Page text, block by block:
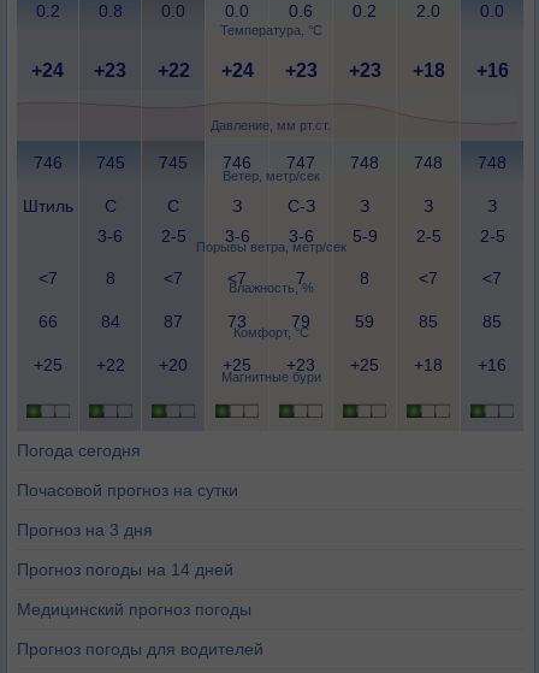
Температура, °C
Давление, мм рт.ст.
Ветер, метр/сек
Порывы ветра, метр/сек
Влажность, %
Комфорт, °C
Магнитные бури
0.2 0.8 0.0 0.0 0.6 0.2 2.0 0.0
+24 +23 +22 +24 +23 +23 +18 +16
746 745 745 746 747 748 748 748
Штиль
С
3-6
С
2-5
З
3-6
С-З
3-6
З
5-9
З
2-5
З
2-5
<7 8 <7 <7 7 8 <7 <7
66 84 87 73 79 59 85 85
+25 +22 +20 +25 +23 +25 +18 +16
Погода сегодня
Почасовой прогноз на сутки
Прогноз на 3 дня
Прогноз погоды на 14 дней
Медицинский прогноз погоды
Прогноз погоды для водителей